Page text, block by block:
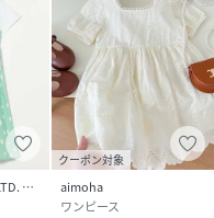
UNITED ARROWS LTD. OUTLET
クーポン対象
aimoha
ワンピース